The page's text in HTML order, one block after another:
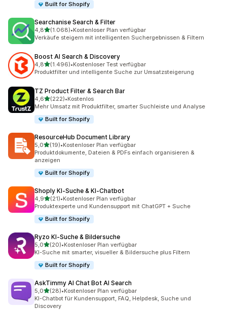
Built for Shopify
Searchanise Search & Filter
4,8von 5 Sternen
(1.068)
1068 Rezensionen insgesamt
•Kostenloser Plan verfügbar
Verkäufe steigern mit intelligenten Suchergebnissen & Filtern
Boost AI Search & Discovery
4,8von 5 Sternen
(1.496)
1496 Rezensionen insgesamt
•Kostenloser Test verfügbar
Produktfilter und intelligente Suche zur Umsatzsteigerung
TZ Product Filter & Search Bar
4,6von 5 Sternen
(222)
222 Rezensionen insgesamt
•Kostenlos
Mehr Umsatz mit Produktfilter, smarter Suchleiste und Analyse
Built for Shopify
ResourceHub Document Library
5,0von 5 Sternen
(19)
19 Rezensionen insgesamt
•Kostenloser Plan verfügbar
Produktdokumente, Dateien & PDFs einfach organisieren &
anzeigen
Built for Shopify
Shoply KI‑Suche & KI‑Chatbot
4,9von 5 Sternen
(21)
21 Rezensionen insgesamt
•Kostenloser Plan verfügbar
Produktexperte und Kundensupport mit ChatGPT + Suche
Built for Shopify
Ryzo KI‑Suche & Bildersuche
5,0von 5 Sternen
(20)
20 Rezensionen insgesamt
•Kostenloser Plan verfügbar
KI-Suche mit smarter, visueller & Bildersuche plus Filtern
Built for Shopify
AskTimmy AI Chat Bot AI Search
5,0von 5 Sternen
(28)
28 Rezensionen insgesamt
•Kostenloser Plan verfügbar
KI-Chatbot für Kundensupport, FAQ, Helpdesk, Suche und
Discovery